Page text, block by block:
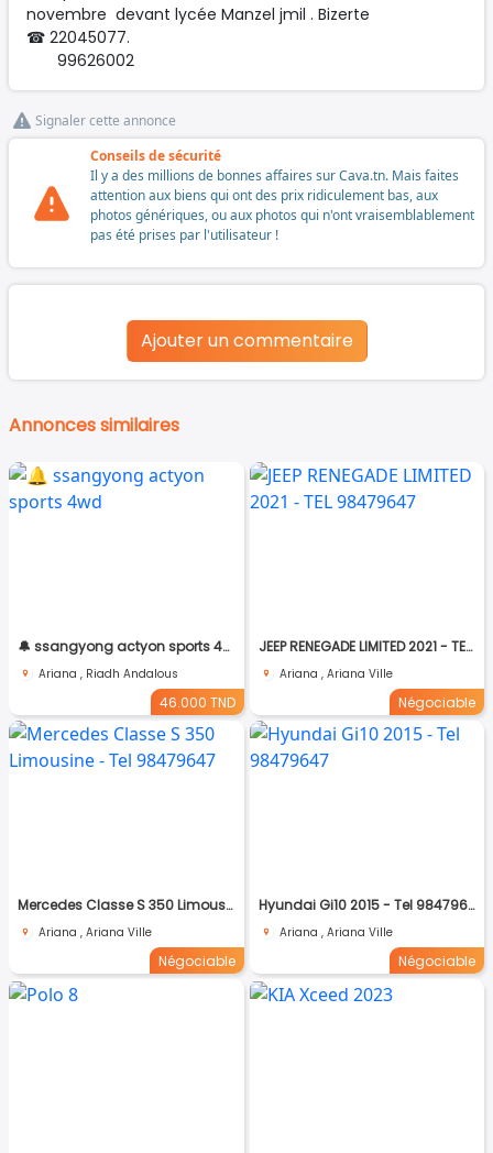
novembre devant lycée Manzel jmil . Bizerte
☎ 22045077.
99626002
Signaler cette annonce
Conseils de sécurité
Il y a des millions de bonnes affaires sur Cava.tn. Mais faites
attention aux biens qui ont des prix ridiculement bas, aux
photos génériques, ou aux photos qui n'ont vraisemblablement
pas été prises par l'utilisateur !
Ajouter un commentaire
Annonces similaires
🔔 ssangyong actyon sports 4wd
Ariana , Riadh Andalous
46.000 TND
JEEP RENEGADE LIMITED 2021 - TEL 98479647
Ariana , Ariana Ville
Négociable
Mercedes Classe S 350 Limousine - Tel 98479647
Ariana , Ariana Ville
Négociable
Hyundai Gi10 2015 - Tel 98479647
Ariana , Ariana Ville
Négociable